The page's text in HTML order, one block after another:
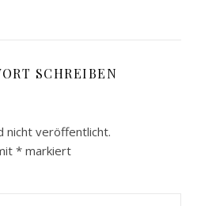
SCHREIBEN
nicht veröffentlicht.
* markiert